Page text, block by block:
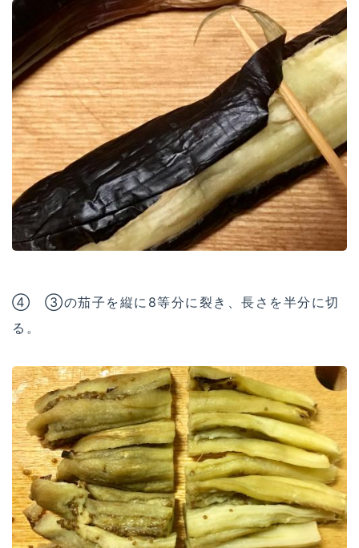
④ ③の茄子を縦に8等分に裂き、長さを半分に切
る。